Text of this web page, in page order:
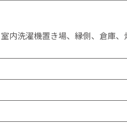
室内洗濯機置き場、縁側、倉庫